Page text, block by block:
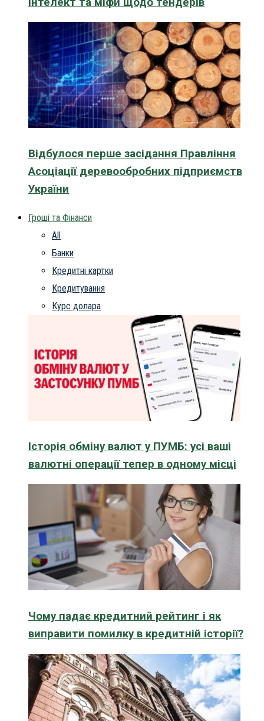
Відбулося перше засідання Правління
Асоціації деревообробних підприємств
України
Гроші та Фінанси
All
Банки
Кредитні картки
Кредитування
Курс долара
Історія обміну валют у ПУМБ: усі ваші
валютні операції тепер в одному місці
Чому падає кредитний рейтинг і як
виправити помилку в кредитній історії?